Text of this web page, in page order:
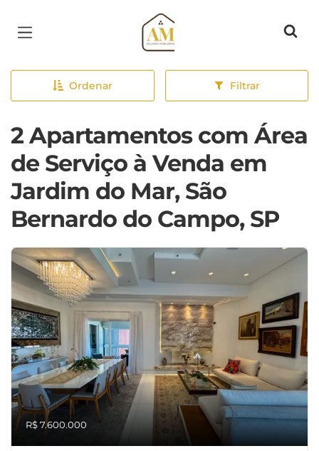
Página inicial
Ordenar Filtrar
2 Apartamentos com Área
de Serviço à Venda em
Jardim do Mar, São
Bernardo do Campo, SP
R$ 7.600.000